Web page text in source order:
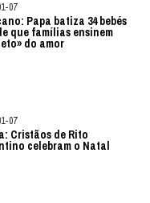
07
Papa batiza 34 bebés
que famílias ensinem
do amor
07
Cristãos de Rito
celebram o Natal